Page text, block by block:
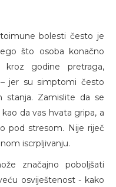
bolesti često je
što osoba konačno
godine pretraga,
jer su simptomi često
stanja. Zamislite da se
da vas hvata gripa, a
pod stresom. Nije riječ
iscrpljivanju.
značajno poboljšati
osviještenost - kako